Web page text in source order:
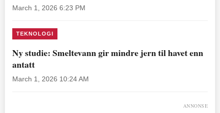
March 1, 2026 6:23 PM
TEKNOLOGI
Ny studie: Smeltevann gir mindre jern til havet enn
antatt
March 1, 2026 10:24 AM
ANNONSE